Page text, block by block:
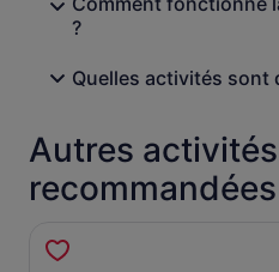
?
Quelles activités sont
Autres activités
recommandées